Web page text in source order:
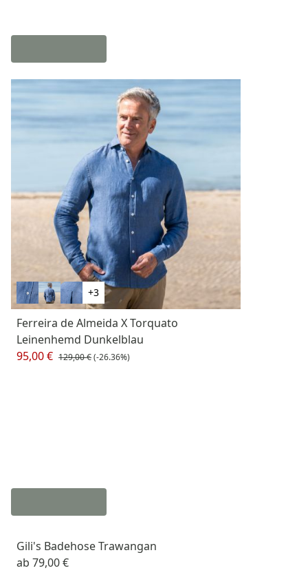
+3
Ferreira de Almeida X Torquato
Leinenhemd Dunkelblau
95,00 € 129,00 €(-26.36%)
Gili's Badehose Trawangan
ab 79,00 €